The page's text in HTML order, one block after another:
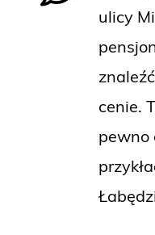
ulicy
cenie.
pewno